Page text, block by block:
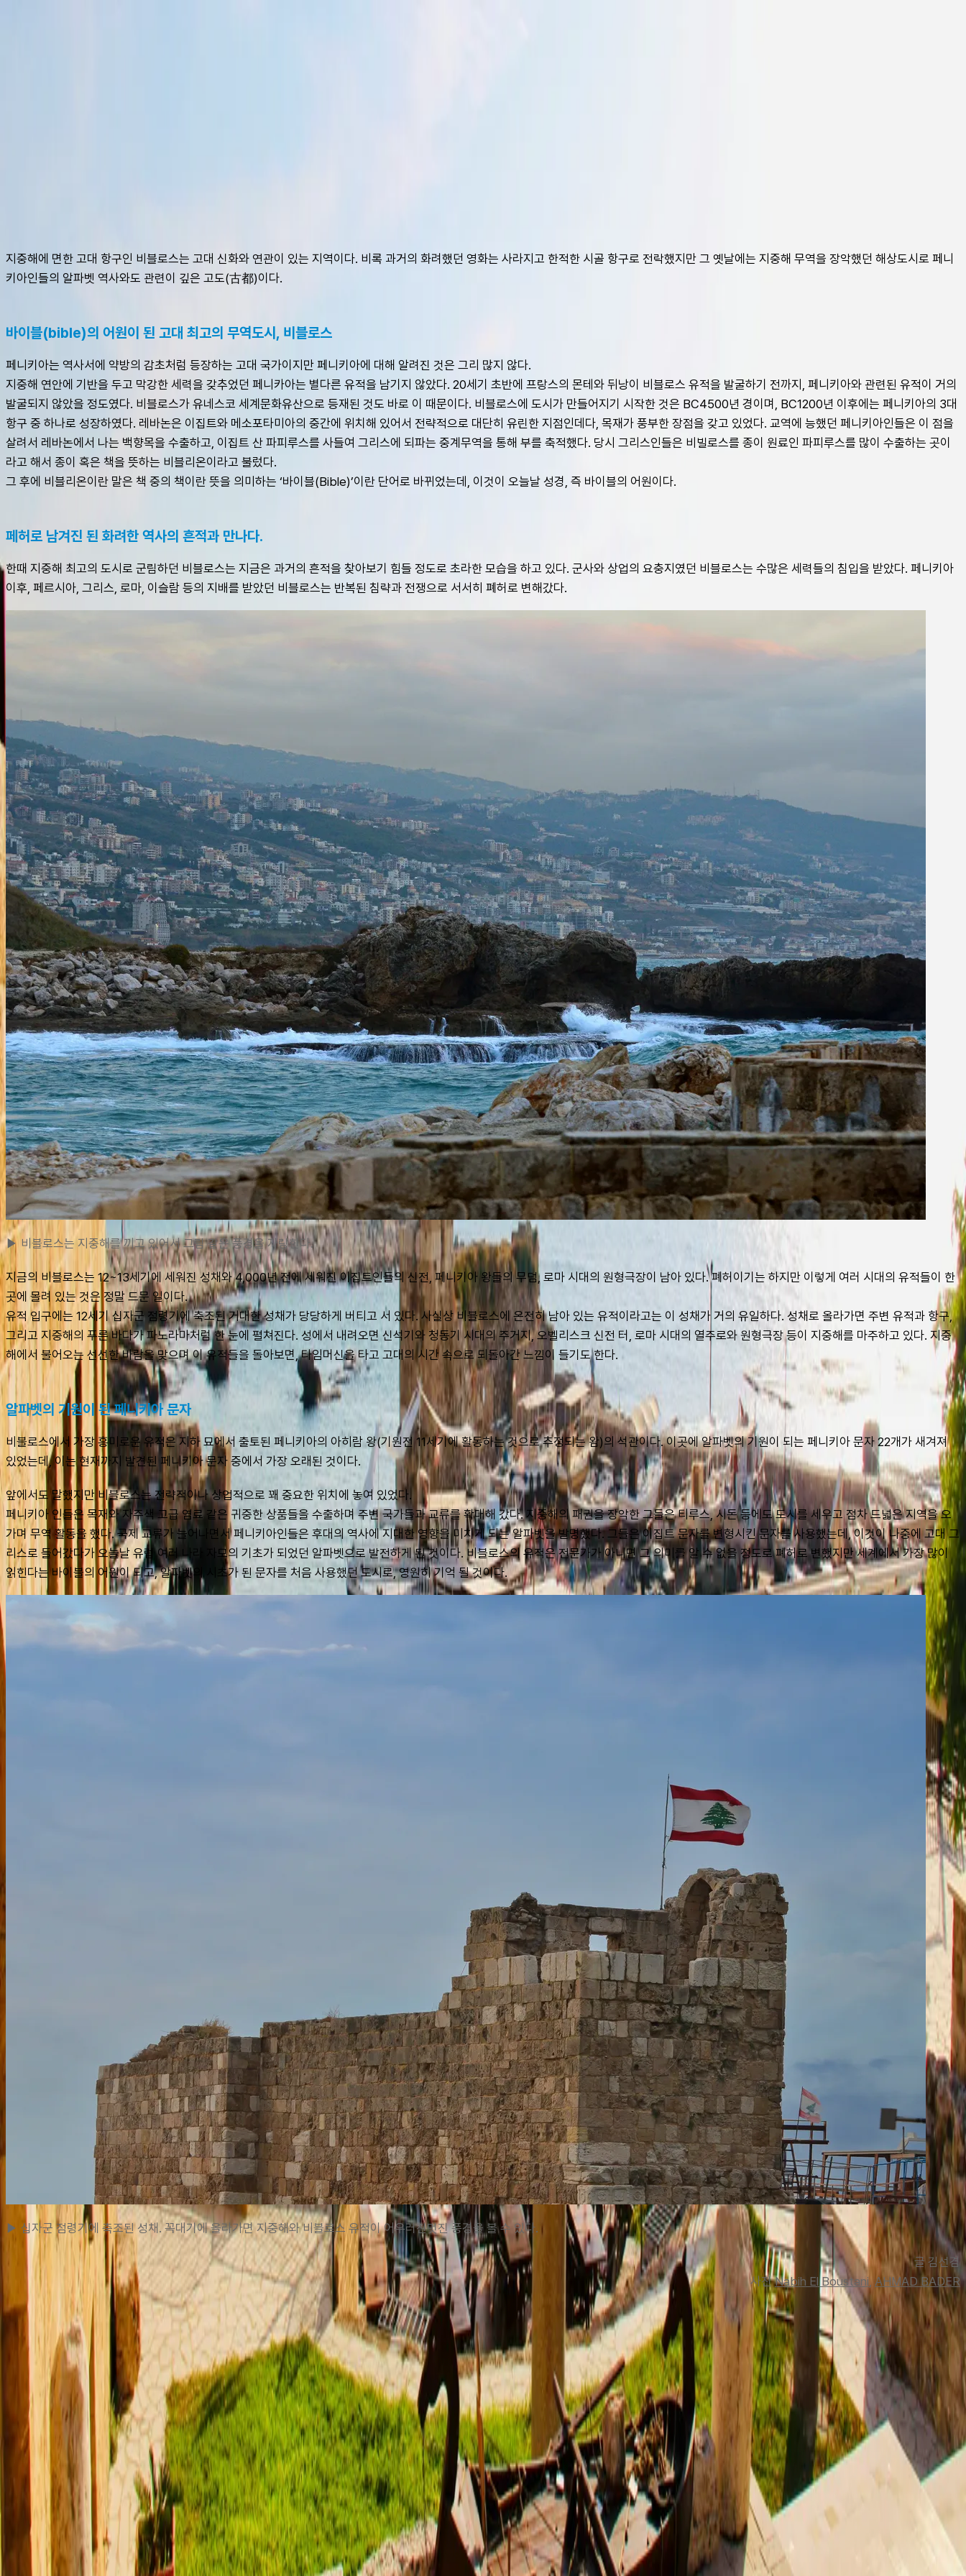
지중해에 면한 고대 항구인 비블로스는 고대 신화와 연관이 있는 지역이다. 비록 과거의 화려했던 영화는 사라지고 한적한 시골 항구로 전락했지만 그 옛날에는 지중해 무역을 장악했던 해상도시로 페니
키아인들의 알파벳 역사와도 관련이 깊은 고도(古都)이다.
바이블(bible)의 어원이 된 고대 최고의 무역도시, 비블로스
페니키아는 역사서에 약방의 감초처럼 등장하는 고대 국가이지만 페니키아에 대해 알려진 것은 그리 많지 않다.
지중해 연안에 기반을 두고 막강한 세력을 갖추었던 페니카아는 별다른 유적을 남기지 않았다. 20세기 초반에 프랑스의 몬테와 뒤낭이 비블로스 유적을 발굴하기 전까지, 페니키아와 관련된 유적이 거의
발굴되지 않았을 정도였다. 비블로스가 유네스코 세계문화유산으로 등재된 것도 바로 이 때문이다. 비블로스에 도시가 만들어지기 시작한 것은 BC4500년 경이며, BC1200년 이후에는 페니키아의 3대
항구 중 하나로 성장하였다. 레바논은 이집트와 메소포타미아의 중간에 위치해 있어서 전략적으로 대단히 유린한 지점인데다, 목재가 풍부한 장점을 갖고 있었다. 교역에 능했던 페니키아인들은 이 점을
살려서 레바논에서 나는 백향목을 수출하고, 이집트 산 파피루스를 사들여 그리스에 되파는 중계무역을 통해 부를 축적했다. 당시 그리스인들은 비빌로스를 종이 원료인 파피루스를 많이 수출하는 곳이
라고 해서 종이 혹은 책을 뜻하는 비블리온이라고 불렀다.
그 후에 비블리온이란 말은 책 중의 책이란 뜻을 의미하는 ‘바이블(Bible)’이란 단어로 바뀌었는데, 이것이 오늘날 성경, 즉 바이블의 어원이다.
페허로 남겨진 된 화려한 역사의 흔적과 만나다.
한때 지중해 최고의 도시로 군림하던 비블로스는 지금은 과거의 흔적을 찾아보기 힘들 정도로 초라한 모습을 하고 있다. 군사와 상업의 요충지였던 비블로스는 수많은 세력들의 침입을 받았다. 페니키아
이후, 페르시아, 그리스, 로마, 이슬람 등의 지배를 받았던 비블로스는 반복된 침략과 전쟁으로 서서히 폐허로 변해갔다.
▶ 비블로스는 지중해를 끼고 있어서 그림 같은 풍경을 자랑한다.
지금의 비블로스는 12~13세기에 세워진 성채와 4,000년 전에 세워진 이집트인들의 신전, 페니키아 왕들의 무덤, 로마 시대의 원형극장이 남아 있다. 폐허이기는 하지만 이렇게 여러 시대의 유적들이 한
곳에 몰려 있는 것은 정말 드문 일이다.
유적 입구에는 12세기 십자군 점령기에 축조된 거대한 성채가 당당하게 버티고 서 있다. 사실상 비블로스에 온전히 남아 있는 유적이라고는 이 성채가 거의 유일하다. 성채로 올라가면 주변 유적과 항구,
그리고 지중해의 푸른 바다가 파노라마처럼 한 눈에 펼쳐진다. 성에서 내려오면 신석기와 청동기 시대의 주거지, 오벨리스크 신전 터, 로마 시대의 열주로와 원형극장 등이 지중해를 마주하고 있다. 지중
해에서 불어오는 선선한 바람을 맞으며 이 유적들을 돌아보면, 타임머신을 타고 고대의 시간 속으로 되돌아간 느낌이 들기도 한다.
알파벳의 기원이 된 페니키아 문자
비블로스에서 가장 흥미로운 유적은 지하 묘에서 출토된 페니키아의 아히람 왕(기원전 11세기에 활동하는 것으로 추정되는 왐)의 석관이다. 이곳에 알파벳의 기원이 되는 페니키아 문자 22개가 새겨져
있었는데, 이는 현재까지 발견된 페니키아 문자 중에서 가장 오래된 것이다.
앞에서도 말했지만 비블로스는 전략적이나 상업적으로 꽤 중요한 위치에 놓여 있었다.
페니키아 인들은 목재와 자주색 고급 염료 같은 귀중한 상품들을 수출하며 주변 국가들과 교류를 확대해 갔다. 지중해의 패권을 장악한 그들은 티루스, 시돈 등에도 도시를 세우고 점차 드넓은 지역을 오
가며 무역 활동을 했다. 국제 교류가 늘어나면서 페니키아인들은 후대의 역사에 지대한 영향을 미치게 되는 알파벳을 발명했다. 그들은 이집트 문자를 변형시킨 문자를 사용했는데, 이것이 나중에 고대 그
리스로 들어갔다가 오늘날 유럽 여러 나라 자모의 기초가 되었던 알파벳으로 발전하게 된 것이다. 비블로스의 유적은 전문가가 아니면 그 의미를 알 수 없을 정도로 폐허로 변했지만 세계에서 가장 많이
읽힌다는 바이블의 어원이 되고, 알파벳의 시초가 된 문자를 처음 사용했던 도시로, 영원히 기억 될 것이다.
▶ 십자군 점령기에 축조된 성채. 꼭대기에 올라가면 지중해와 비블로스 유적이 어우러진멋진 풍경을 볼 수 있다.
글 김선겸
사진 Nabih El Boustani, AHMAD BADER
여행지
유럽
아시아
아프리카
중남미
오세아니아
극지
99 different holidays
스타일
하이킹 & 트레킹
애니멀
클래식
익스페디션